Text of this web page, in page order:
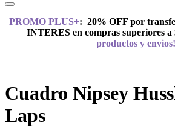
PROMO PLUS+: 20% OFF por
INTERES en compras superiores a
productos y envios!
Cuadro Nipsey
Laps